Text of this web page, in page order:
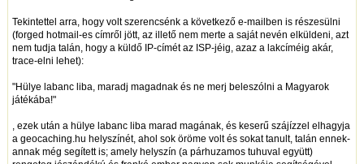
Tekintettel arra, hogy volt szerencsénk a következő e-mailben is részesülni
(forged hotmail-es címről jött, az illető nem merte a saját nevén elküldeni, azt
nem tudja talán, hogy a küldő IP-címét az ISP-jéig, azaz a lakcíméig akár,
trace-elni lehet):
"Hülye labanc liba, maradj magadnak és ne merj beleszólni a Magyarok
játékába!"
, ezek után a hülye labanc liba marad magának, és keserű szájízzel elhagyja
a geocaching.hu helyszínét, ahol sok öröme volt és sokat tanult, talán ennek-
annak még segített is; amely helyszín (a párhuzamos tuhuval együtt)